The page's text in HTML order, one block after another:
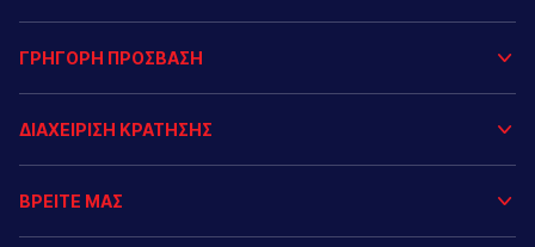
ΓΡΗΓΟΡΗ ΠΡΟΣΒΑΣΗ
ΔΙΑΧΕΙΡΙΣΗ ΚΡΑΤΗΣΗΣ
ΒΡΕΙΤΕ ΜΑΣ